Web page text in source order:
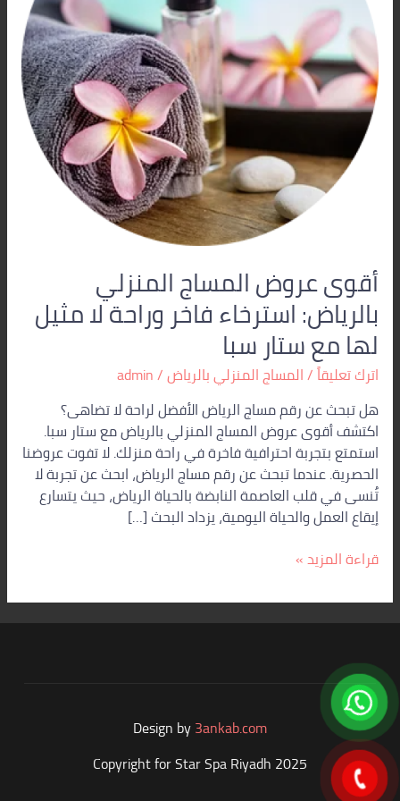
أقوى عروض المساج المنزلي
بالرياض: استرخاء فاخر وراحة لا مثيل
لها مع ستار سبا
اترك تعليقاً/المساج المنزلي بالرياض/
admin
هل تبحث عن رقم مساج الرياض الأفضل لراحة لا تضاهى؟
اكتشف أقوى عروض المساج المنزلي بالرياض مع ستار سبا.
استمتع بتجربة احترافية فاخرة في راحة منزلك. لا تفوت عروضنا
الحصرية. عندما تبحث عن رقم مساج الرياض، ابحث عن تجربة لا
تُنسى في قلب العاصمة النابضة بالحياة الرياض، حيث يتسارع
إيقاع العمل والحياة اليومية، يزداد البحث […]
فاخر
وراحة
لا
مثيل
لها
مع
ستار
قراءة المزيد »
Design by3ankab.com
Copyright for Star Spa Riyadh 2025